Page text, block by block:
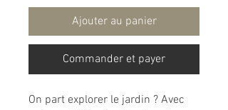
Ajouter au panier
Commander et payer
On part explorer le jardin ? Avec